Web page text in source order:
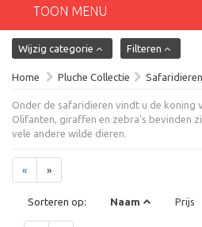
TOON MENU
Wijzig categorie Filteren
Home Pluche Collectie Safaridieren
Onder de safaridieren vindt u de koning
Olifanten, giraffen en zebra's bevinden
vele andere wilde dieren.
« »
Sorteren op: Naam Prijs